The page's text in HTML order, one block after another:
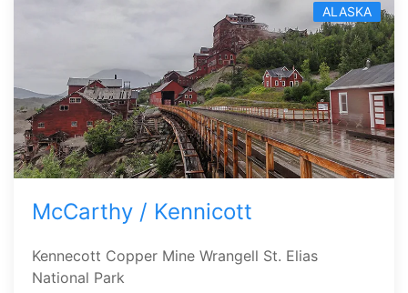
ALASKA
McCarthy / Kennicott
Kennecott Copper Mine Wrangell St. Elias
National Park